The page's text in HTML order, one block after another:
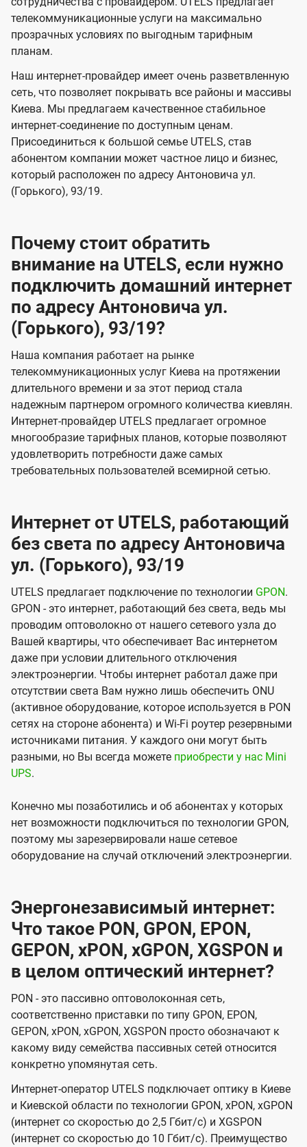
s
д
е
н
и
я
д
е
и
я
телекоммуникационные услуги на максимально
прозрачных условиях по выгодным тарифным
планам.
Наш интернет-провайдер имеет очень разветвленную
сеть, что позволяет покрывать все районы и массивы
Киева. Мы предлагаем качественное стабильное
интернет-соединение по доступным ценам.
Присоединиться к большой семье UTELS, став
абонентом компании может частное лицо и бизнес,
который расположен по адресу Антоновича ул.
(Горького), 93/19.
Почему стоит обратить
внимание на UTELS, если нужно
подключить домашний интернет
по адресу Антоновича ул.
(Горького), 93/19?
Наша компания работает на рынке
телекоммуникационных услуг Киева на протяжении
длительного времени и за этот период стала
надежным партнером огромного количества киевлян.
Интернет-провайдер UTELS предлагает огромное
многообразие тарифных планов, которые позволяют
удовлетворить потребности даже самых
требовательных пользователей всемирной сетью.
Интернет от UTELS, работающий
без света по адресу Антоновича
ул. (Горького), 93/19
UTELS предлагает подключение по технологии GPON.
GPON - это интернет, работающий без света, ведь мы
проводим оптоволокно от нашего сетевого узла до
Вашей квартиры, что обеспечивает Вас интернетом
даже при условии длительного отключения
электроэнергии. Чтобы интернет работал даже при
отсутствии света Вам нужно лишь обеспечить ONU
(активное оборудование, которое используется в PON
сетях на стороне абонента) и Wi-Fi роутер резервными
источниками питания. У каждого они могут быть
разными, но Вы всегда можете приобрести у нас Mini
UPS.
Конечно мы позаботились и об абонентах у которых
нет возможности подключиться по технологии GPON,
поэтому мы зарезервировали наше сетевое
оборудование на случай отключений электроэнергии.
Энергонезависимый интернет:
Что такое PON, GPON, EPON,
GEPON, xPON, xGPON, XGSPON и
в целом оптический интернет?
PON - это пассивно оптоволоконная сеть,
соответственно приставки по типу GPON, EPON,
GEPON, xPON, xGPON, XGSPON просто обозначают к
какому виду семейства пассивных сетей относится
конкретно упомянутая сеть.
Интернет-оператор UTELS подключает оптику в Киеве
и Киевской области по технологии GPON, xPON, xGPON
(интернет со скоростью до 2,5 Гбит/с) и XGSPON
(интернет со скоростью до 10 Гбит/с). Преимущество